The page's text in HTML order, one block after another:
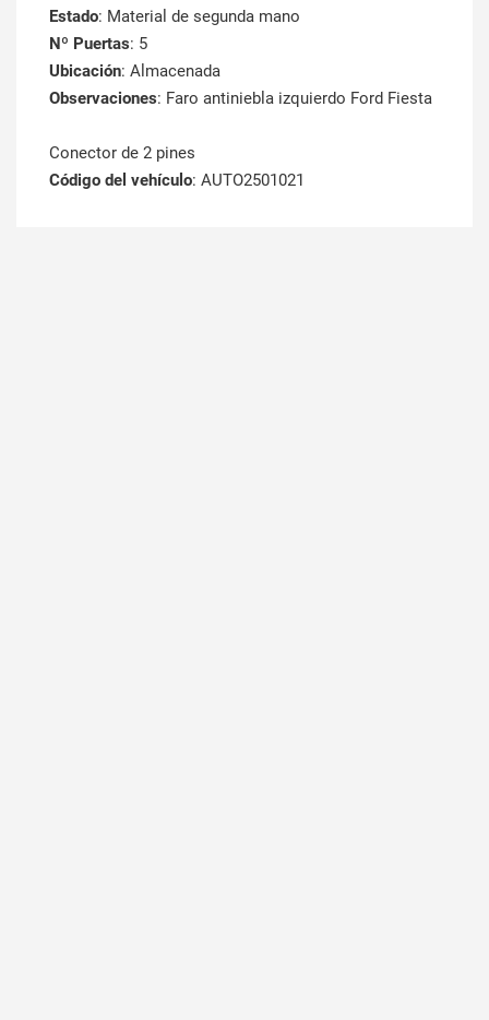
Estado: Material de segunda mano
Nº Puertas: 5
Ubicación: Almacenada
Observaciones: Faro antiniebla izquierdo Ford Fiesta
Conector de 2 pines
Código del vehículo: AUTO2501021